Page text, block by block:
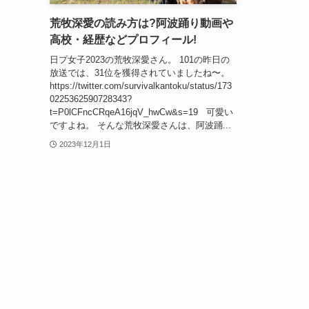
荒牧深愛の読み方は?阿波踊り動画や
高校・経歴などプロフィール!
日プ女子2023の荒牧深愛さん。 101の昨日の
放送では、31位を獲得されていましたね〜。
https://twitter.com/survivalkantoku/status/173
0225362590728343?
t=P0lCFncCRqeA16jqV_hwCw&s=19 可愛い
ですよね。 そんな荒牧深愛さんは、阿波踊...
2023年12月1日